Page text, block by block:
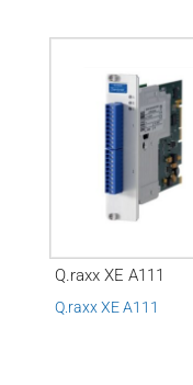
Q.raxx XE A111
Q.raxx XE A111